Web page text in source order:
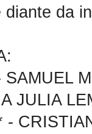
da
JULIA
-